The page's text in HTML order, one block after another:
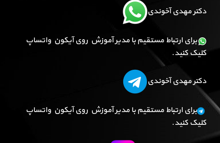
دکتر مهدی آخوندی
برای ارتباط مستقیم با مدیر آموزش روی آیکون واتساپ
کلیک کنید.
دکتر مهدی آخوندی
برای ارتباط مستقیم با مدیر آموزش روی آیکون واتساپ
کلیک کنید.